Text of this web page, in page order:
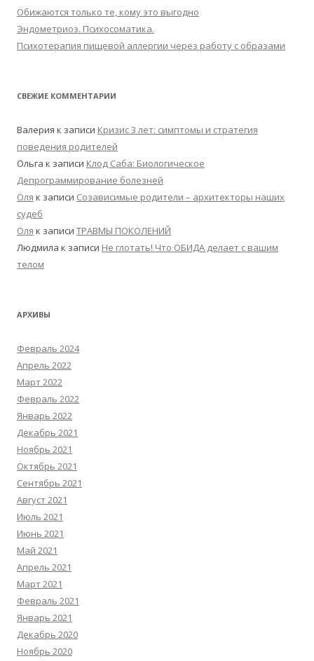
Обижаются только те, кому это выгодно
Эндометриоз. Психосоматика.
Психотерапия пищевой аллергии через работу с образами
СВЕЖИЕ КОММЕНТАРИИ
Валерия к записи Кризис 3 лет: симптомы и стратегия
поведения родителей
Ольга к записи Клод Саба: Биологическое
Депрограммирование болезней
Оля к записи Созависимые родители – архитекторы наших
судеб
Оля к записи ТРАВМЫ ПОКОЛЕНИЙ
Людмила к записи Не глотать! Что ОБИДА делает с вашим
телом
АРХИВЫ
Февраль 2024
Апрель 2022
Март 2022
Февраль 2022
Январь 2022
Декабрь 2021
Ноябрь 2021
Октябрь 2021
Сентябрь 2021
Август 2021
Июль 2021
Июнь 2021
Май 2021
Апрель 2021
Март 2021
Февраль 2021
Январь 2021
Декабрь 2020
Ноябрь 2020